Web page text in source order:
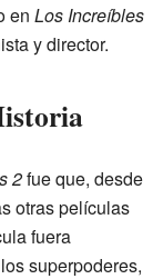
en Los Increíbles
y director.
2fue que, desde
otras películas
fuera
superpoderes,